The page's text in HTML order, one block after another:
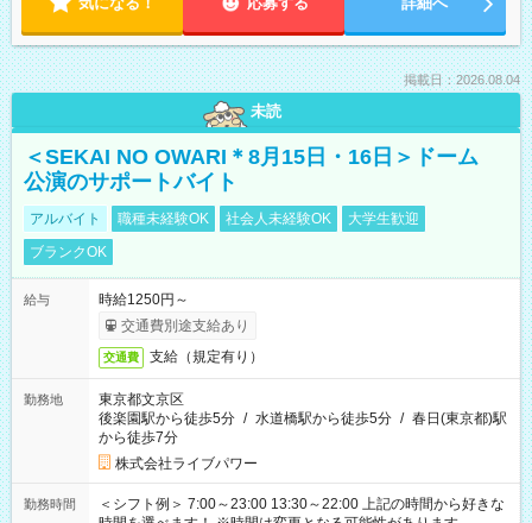
掲載日：2026.08.04
未読
＜SEKAI NO OWARI＊8月15日・16日＞ドーム
公演のサポートバイト
アルバイト 職種未経験OK 社会人未経験OK
大学生歓迎
ブランクOK
給与
時給1250円～
交通費別途支給あり
交通費 支給（規定有り）
勤務地
東京都文京区
後楽園駅から徒歩5分 / 水道橋駅から徒歩5分 / 春日(東京都)駅
から徒歩7分
株式会社ライブパワー
勤務時間
＜シフト例＞ 7:00～23:00 13:30～22:00 上記の時間から好きな